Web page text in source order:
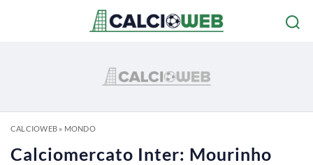
CALCIOWEB» MONDO
Calciomercato Inter: Mourinho